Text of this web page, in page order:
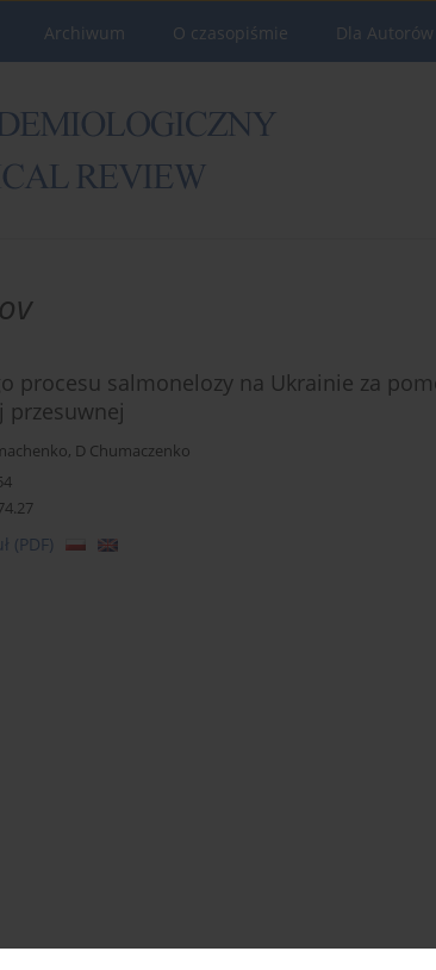
Archiwum O czasopiśmie Dla Autorów
procesu salmonelozy na Ukrainie za
przesuwnej
, D Chumaczenko
(PDF)